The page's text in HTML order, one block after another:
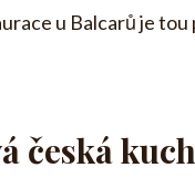
u Balcarů je tou
česká